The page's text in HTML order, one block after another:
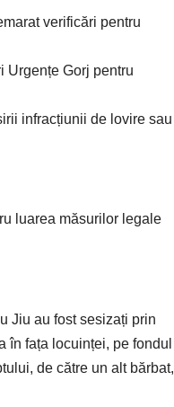
verificări pentru
Urgențe Gorj pentru
infracțiunii de lovire sau
luarea măsurilor legale
Jiu au fost sesizați prin
în fața locuinței, pe fondul
de către un alt bărbat,